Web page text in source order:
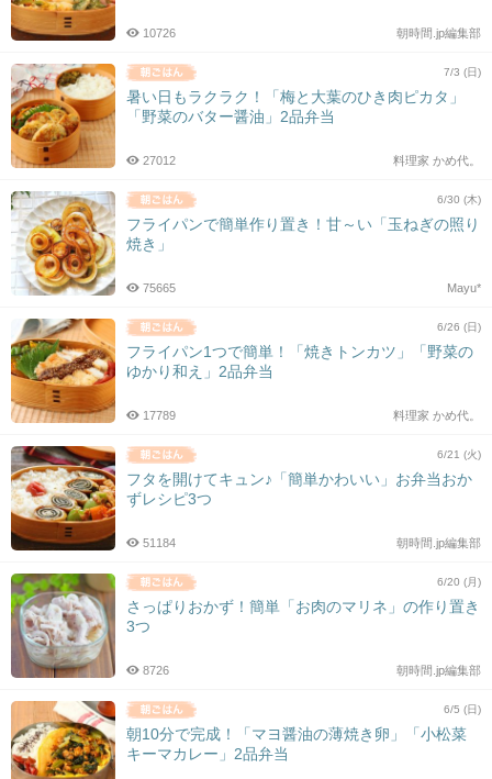
朝時間.jp編集部
10726
7/3 (日)
暑い日もラクラク！「梅と大葉のひき肉ピカタ」
「野菜のバター醤油」2品弁当
料理家 かめ代。
27012
6/30 (木)
フライパンで簡単作り置き！甘～い「玉ねぎの照り
焼き」
Mayu*
75665
6/26 (日)
フライパン1つで簡単！「焼きトンカツ」「野菜の
ゆかり和え」2品弁当
料理家 かめ代。
17789
6/21 (火)
フタを開けてキュン♪「簡単かわいい」お弁当おか
ずレシピ3つ
朝時間.jp編集部
51184
6/20 (月)
さっぱりおかず！簡単「お肉のマリネ」の作り置き
3つ
朝時間.jp編集部
8726
6/5 (日)
朝10分で完成！「マヨ醤油の薄焼き卵」「小松菜
キーマカレー」2品弁当